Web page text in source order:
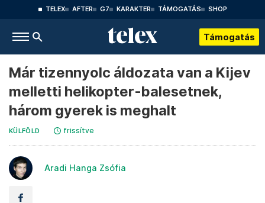
TELEX AFTER G7 KARAKTER TÁMOGATÁS SHOP
Támogatás
Már tizennyolc áldozata van a Kijev
melletti helikopter-balesetnek,
három gyerek is meghalt
KÜLFÖLD frissítve
Aradi Hanga Zsófia